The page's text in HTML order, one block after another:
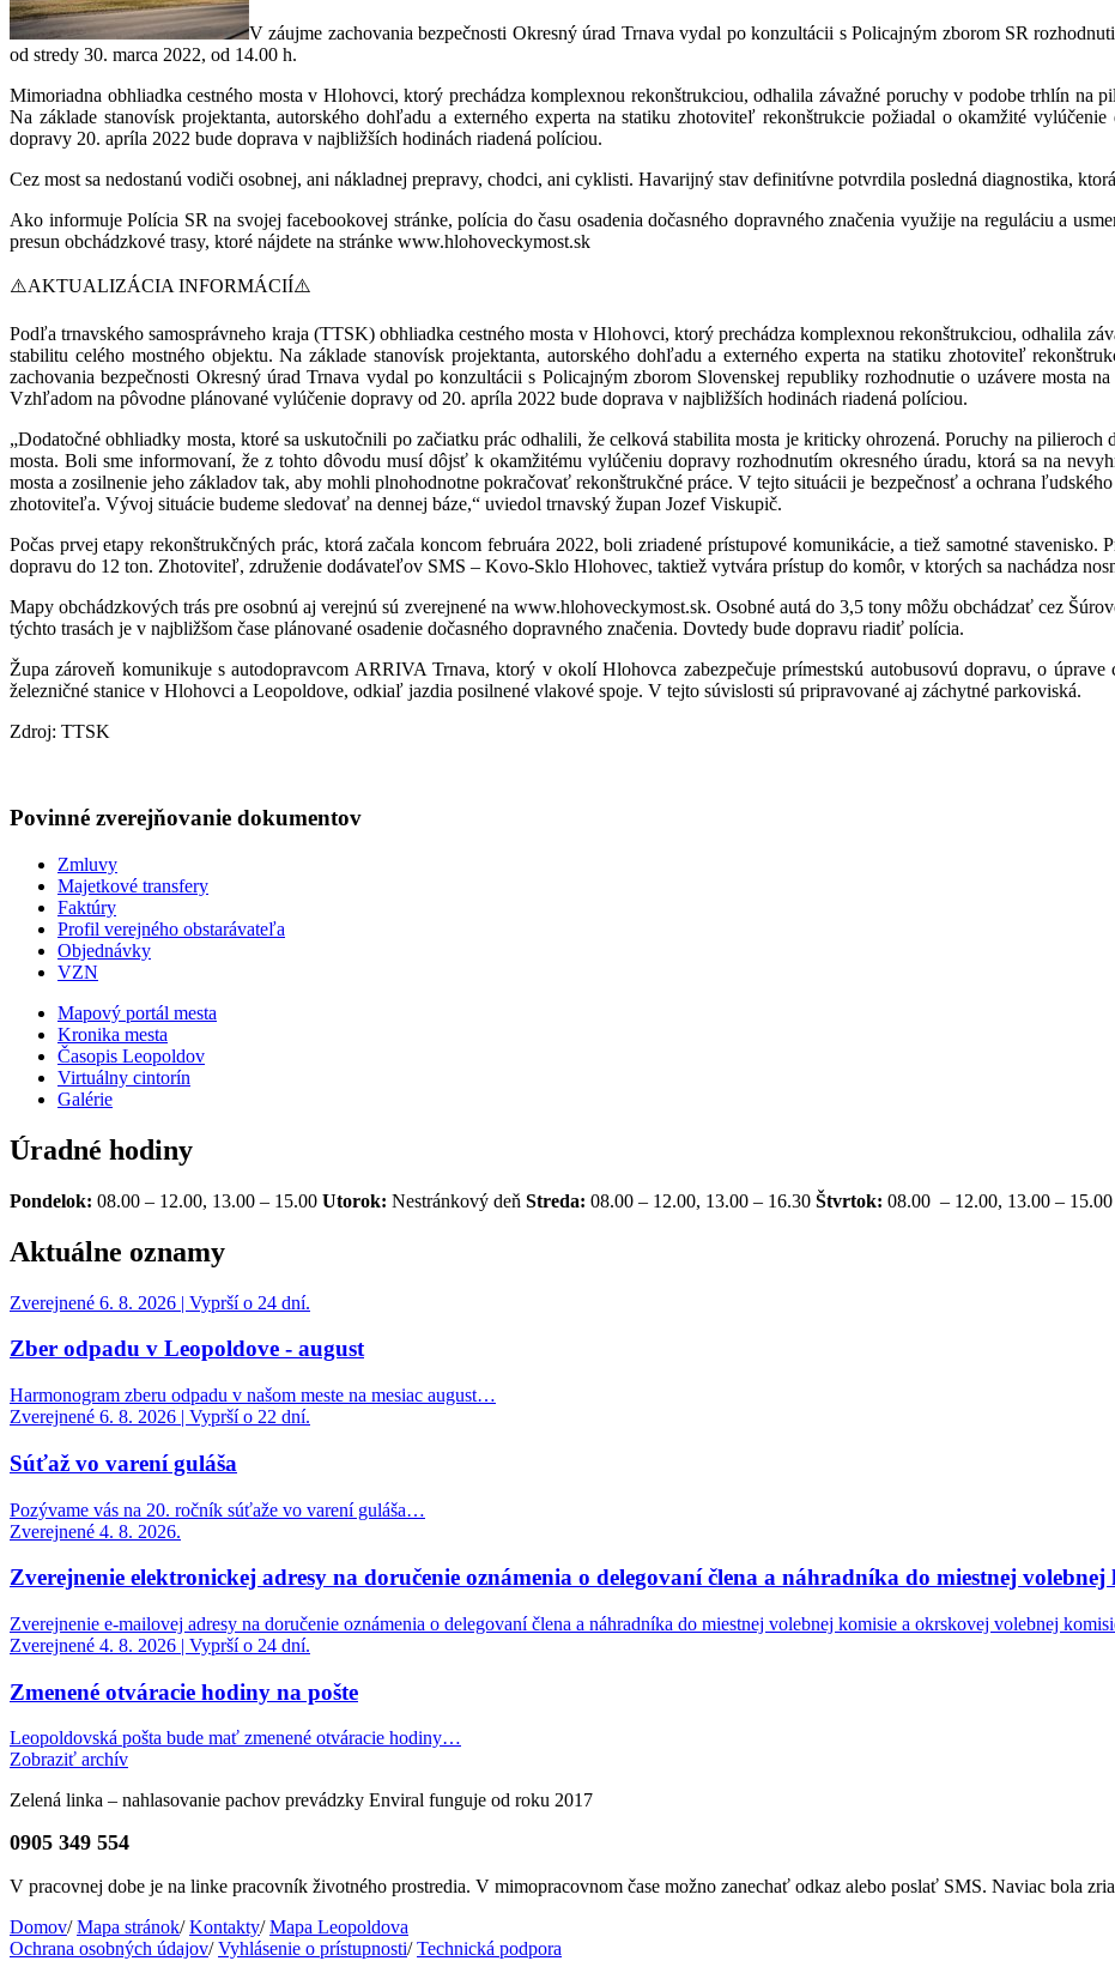
V záujme zachovania bezpečnosti Okresný úrad Trnava vydal po konzultácii s Policajným zborom SR
od stredy 30. marca 2022, od 14.00 h.
Mimoriadna obhliadka cestného mosta v Hlohovci, ktorý prechádza komplexnou rekonštrukciou, odhalila závažné poruchy v podobe trhlín na
Na základe stanovísk projektanta, autorského dohľadu a externého experta na statiku zhotoviteľ rekonštrukcie požiadal o okamžité
dopravy 20. apríla 2022 bude doprava v najbližších hodinách riadená políciou.
Cez most sa nedostanú vodiči osobnej, ani nákladnej prepravy, chodci, ani cyklisti. Havarijný stav definitívne potvrdila posledná diagnostika,
Ako informuje Polícia SR na svojej facebookovej stránke, polícia do času osadenia dočasného dopravného značenia využije na reguláciu a
presun obchádzkové trasy, ktoré nájdete na stránke www.hlohoveckymost.sk
⚠️AKTUALIZÁCIA INFORMÁCIÍ⚠️
Podľa trnavského samosprávneho kraja (TTSK) obhliadka cestného mosta v Hlohovci, ktorý prechádza komplexnou rekonštrukciou, odhalila
stabilitu celého mostného objektu. Na základe stanovísk projektanta, autorského dohľadu a externého experta na statiku zhotoviteľ
zachovania bezpečnosti Okresný úrad Trnava vydal po konzultácii s Policajným zborom Slovenskej republiky rozhodnutie o uzávere mosta
Vzhľadom na pôvodne plánované vylúčenie dopravy od 20. apríla 2022 bude doprava v najbližších hodinách riadená políciou.
„Dodatočné obhliadky mosta, ktoré sa uskutočnili po začiatku prác odhalili, že celková stabilita mosta je kriticky ohrozená. Poruchy na
mosta. Boli sme informovaní, že z tohto dôvodu musí dôjsť k okamžitému vylúčeniu dopravy rozhodnutím okresného úradu, ktorá sa na
mosta a zosilnenie jeho základov tak, aby mohli plnohodnotne pokračovať rekonštrukčné práce. V tejto situácii je bezpečnosť a ochrana
zhotoviteľa. Vývoj situácie budeme sledovať na dennej báze,“ uviedol trnavský župan Jozef Viskupič.
Počas prvej etapy rekonštrukčných prác, ktorá začala koncom februára 2022, boli zriadené prístupové komunikácie, a tiež samotné stavenisko.
dopravu do 12 ton. Zhotoviteľ, združenie dodávateľov SMS – Kovo-Sklo Hlohovec, taktiež vytvára prístup do komôr, v ktorých sa nachádza
Mapy obchádzkových trás pre osobnú aj verejnú sú zverejnené na www.hlohoveckymost.sk. Osobné autá do 3,5 tony môžu obchádzať cez
týchto trasách je v najbližšom čase plánované osadenie dočasného dopravného značenia. Dovtedy bude dopravu riadiť polícia.
Župa zároveň komunikuje s autodopravcom ARRIVA Trnava, ktorý v okolí Hlohovca zabezpečuje prímestskú autobusovú dopravu, o úprave
železničné stanice v Hlohovci a Leopoldove, odkiaľ jazdia posilnené vlakové spoje. V tejto súvislosti sú pripravované aj záchytné parkoviská.
Zdroj: TTSK
Povinné zverejňovanie dokumentov
Zmluvy
Majetkové transfery
Faktúry
Profil verejného obstarávateľa
Objednávky
VZN
Mapový portál mesta
Kronika mesta
Časopis Leopoldov
Virtuálny cintorín
Galérie
Úradné hodiny
Pondelok: 08.00 – 12.00, 13.00 – 15.00 Utorok: Nestránkový deň Streda: 08.00 – 12.00, 13.00 – 16.30 Štvrtok: 08.00 – 12.00, 13.00 – 15.00
Aktuálne oznamy
Zverejnené 6. 8. 2026 | Vyprší o 24 dní.
Zber odpadu v Leopoldove - august
Harmonogram zberu odpadu v našom meste na mesiac august…
Zverejnené 6. 8. 2026 | Vyprší o 22 dní.
Súťaž vo varení guláša
Pozývame vás na 20. ročník súťaže vo varení guláša…
Zverejnené 4. 8. 2026.
Zverejnenie elektronickej adresy na doručenie oznámenia o delegovaní člena a náhradníka do miestnej
Zverejnenie e-mailovej adresy na doručenie oznámenia o delegovaní člena a náhradníka do miestnej volebnej komisie a okrskovej volebnej
Zverejnené 4. 8. 2026 | Vyprší o 24 dní.
Zmenené otváracie hodiny na pošte
Leopoldovská pošta bude mať zmenené otváracie hodiny…
Zobraziť archív
Zelená linka – nahlasovanie pachov prevádzky Enviral funguje od roku 2017
0905 349 554
V pracovnej dobe je na linke pracovník životného prostredia. V mimopracovnom čase možno zanechať odkaz alebo poslať SMS. Naviac bola
Domov/ Mapa stránok/ Kontakty/ Mapa Leopoldova
Ochrana osobných údajov/ Vyhlásenie o prístupnosti/ Technická podpora